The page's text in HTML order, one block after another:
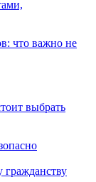
что важно не
выбрать
гражданству